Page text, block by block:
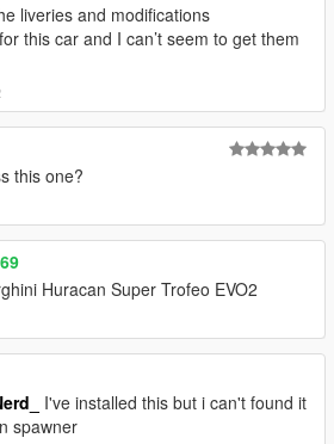
liveries and modifications
this car and I can’t seem to get them
this one?
Huracan Super Trofeo EVO2
I've installed this but i can't found it
spawner